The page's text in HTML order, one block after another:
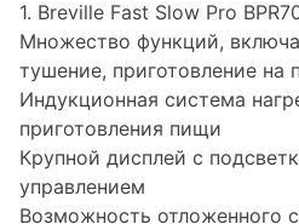
1. Breville Fast Slow Pro
Множество функций,
тушение, приготовление на
Индукционная система
приготовления пищи
Крупной дисплей с
управлением
Возможность отложенного